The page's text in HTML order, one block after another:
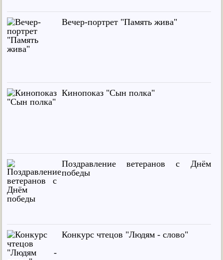
Вечер-портрет "Память жива"
Кинопоказ "Сын полка"
Поздравление ветеранов с Днём
победы
Конкурс чтецов "Людям - слово"